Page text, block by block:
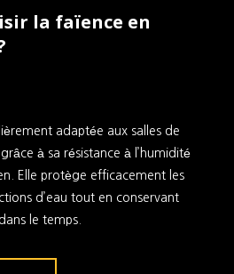
la faïence en
adaptée aux salles de
à sa résistance à l’humidité
Elle protège efficacement les
d’eau tout en conservant
le temps.